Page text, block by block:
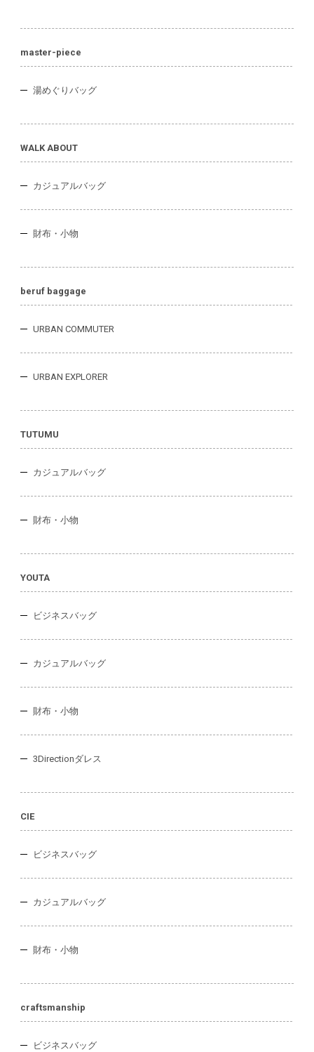
master-piece
湯めぐりバッグ
WALK ABOUT
カジュアルバッグ
財布・小物
beruf baggage
URBAN COMMUTER
URBAN EXPLORER
TUTUMU
カジュアルバッグ
財布・小物
YOUTA
ビジネスバッグ
カジュアルバッグ
財布・小物
3Directionダレス
CIE
ビジネスバッグ
カジュアルバッグ
財布・小物
craftsmanship
ビジネスバッグ